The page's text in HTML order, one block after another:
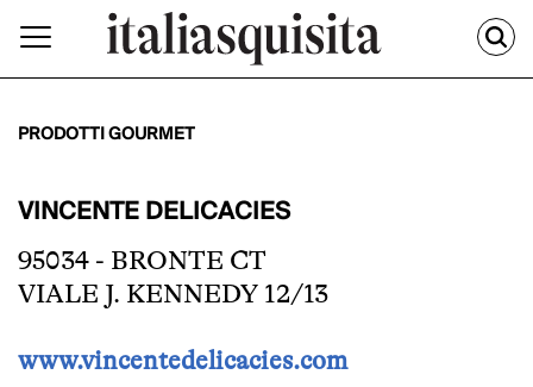
PRODOTTI GOURMET
VINCENTE DELICACIES
95034 - BRONTE CT
VIALE J. KENNEDY 12/13
www.vincentedelicacies.com